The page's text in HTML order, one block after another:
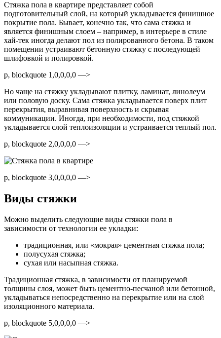
Стяжка пола в квартире представляет собой
подготовительный слой, на который укладывается финишное
покрытие пола. Бывает, конечно так, что сама стяжка и
является финишным слоем – например, в интерьере в стиле
хай-тек иногда делают пол из полированного бетона. В таком
помещении устраивают бетонную стяжку с последующей
шлифовкой и полировкой.
p, blockquote 1,0,0,0,0 —>
Но чаще на стяжку укладывают плитку, ламинат, линолеум
или половую доску. Сама стяжка укладывается поверх плит
перекрытия, выравнивая поверхность и скрывая
коммуникации. Иногда, при необходимости, под стяжкой
укладывается слой теплоизоляции и устраивается теплый пол.
p, blockquote 2,0,0,0,0 —>
p, blockquote 3,0,0,0,0 —>
Виды стяжки
Можно выделить следующие виды стяжки пола в
зависимости от технологии ее укладки:
традиционная, или «мокрая» цементная стяжка пола;
полусухая стяжка;
сухая или насыпная стяжка.
Традиционная стяжка, в зависимости от планируемой
толщины слоя, может быть цементно-песчаной или бетонной,
укладываться непосредственно на перекрытие или на слой
изоляционного материала.
p, blockquote 5,0,0,0,0 —>